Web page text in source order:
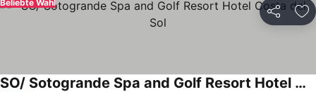
Teilen
Beliebte Wahl
SO/ Sotogrande Spa and Golf Resort Hotel Costa del Sol